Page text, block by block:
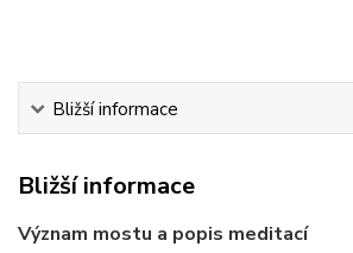
Bližší informace
Bližší informace
Význam mostu a popis meditací